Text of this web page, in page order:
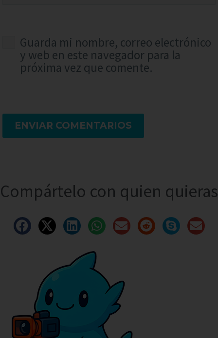
Guarda mi nombre, correo electrónico
y web en este navegador para la
próxima vez que comente.
ENVIAR COMENTARIOS
Compártelo con quien quieras